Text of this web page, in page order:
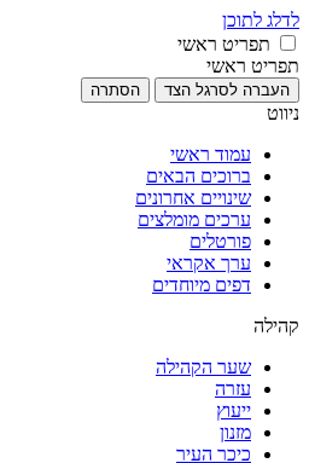
לדלג לתוכן
תפריט ראשי
תפריט ראשי
העברה לסרגל הצד הסתרה
ניווט
עמוד ראשי
ברוכים הבאים
שינויים אחרונים
ערכים מומלצים
פורטלים
ערך אקראי
דפים מיוחדים
קהילה
שער הקהילה
עזרה
ייעוץ
מזנון
כיכר העיר